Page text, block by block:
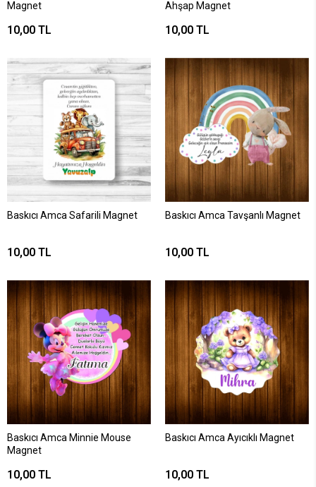
Magnet
10,00 TL
Ahşap Magnet
10,00 TL
Baskıcı Amca Safarili Magnet
10,00 TL
Baskıcı Amca Tavşanlı Magnet
10,00 TL
Baskıcı Amca Minnie Mouse
Magnet
10,00 TL
Baskıcı Amca Ayıcıklı Magnet
10,00 TL